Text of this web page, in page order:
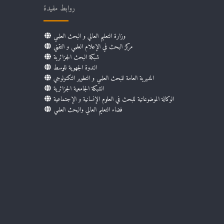
روابط مفيدة
وزارة التعليم العالي و البحث العلمي
مركز البحث في الإعلام العلمي و التقني
شبكة البحث الجزائرية
الندوة الجهوية للوسط
المديرية العامة للبحث العلمي و التطوير التكنولوجي
الشبكة الجامعية الجزائرية
الوكالة الموضوعاتية للبحث في العلوم الإنسانية و الإجتماعية
فضاء التعليم العالي والبحث العلمي